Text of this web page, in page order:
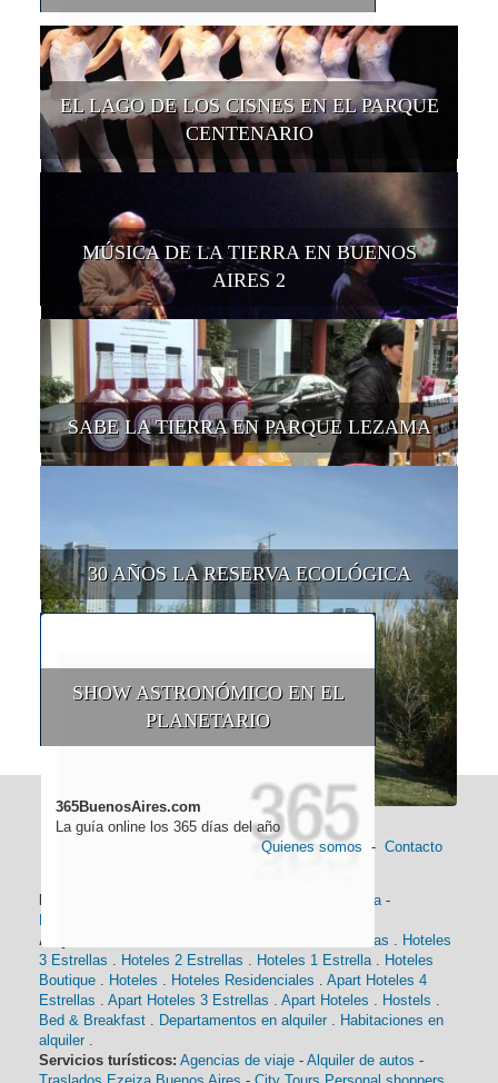
EL LAGO DE LOS CISNES EN EL PARQUE
CENTENARIO
MÚSICA DE LA TIERRA EN BUENOS
AIRES 2
SABE LA TIERRA EN PARQUE LEZAMA
30 AÑOS LA RESERVA ECOLÓGICA
SHOW ASTRONÓMICO EN EL
PLANETARIO
365BuenosAires.com
La guía online los 365 días del año
Quienes somos - Contacto
Historia-
Alojamiento:
Hoteles 4 Estrellas . Hoteles
3 Estrellas . Hoteles 2 Estrellas . Hoteles 1 Estrella. Hoteles
Boutique . Hoteles . Hoteles Residenciales . Apart Hoteles 4
Estrellas . Apart Hoteles 3 Estrellas . Apart Hoteles . Hostels .
Bed & Breakfast . Departamentos en alquiler . Habitaciones en
alquiler .
Servicios turísticos: Agencias de viaje - Alquiler de autos -